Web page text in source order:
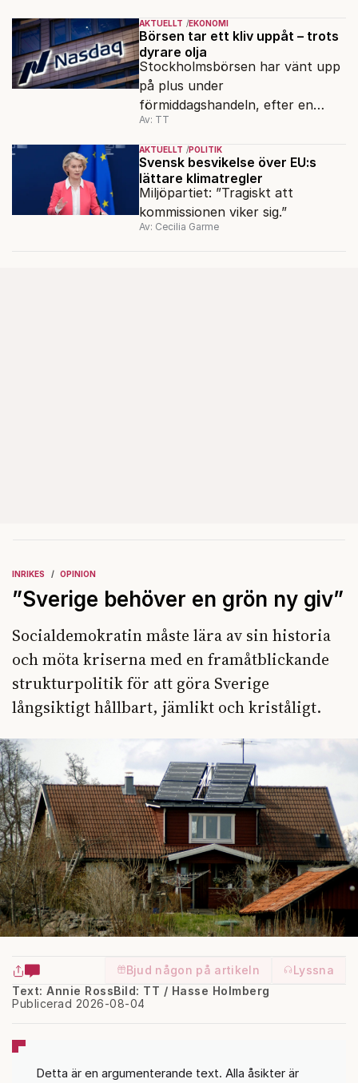
AKTUELLT EKONOMI
Börsen tar ett kliv uppåt – trots
dyrare olja
Stockholmsbörsen har vänt upp
på plus under
förmiddagshandeln, efter en
inledning nedåt – trots ett högre
oljepris och AI-oro.
Av: TT
AKTUELLT POLITIK
Svensk besvikelse över EU:s
lättare klimatregler
Miljöpartiet: ”Tragiskt att
kommissionen viker sig.”
Av: Cecilia Garme
INRIKES OPINION
”Sverige behöver en grön ny giv”
Socialdemokratin måste lära av sin historia
och möta kriserna med en framåtblickande
strukturpolitik för att göra Sverige
långsiktigt hållbart, jämlikt och kriståligt.
Bjud någon på artikeln
Lyssna
Text: Annie Ross
Publicerad 2026-08-04
Bild: TT / Hasse Holmberg
Detta är en argumenterande text. Alla åsikter är